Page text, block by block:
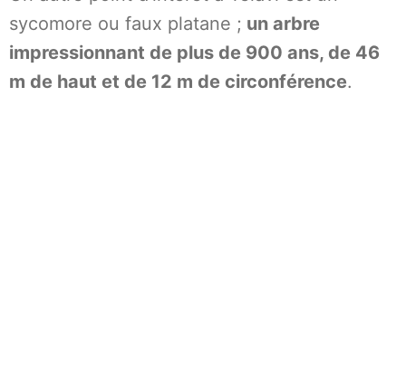
sycomore ou faux platane ; un arbre
impressionnant de plus de 900 ans, de 46
m de haut et de 12 m de circonférence.